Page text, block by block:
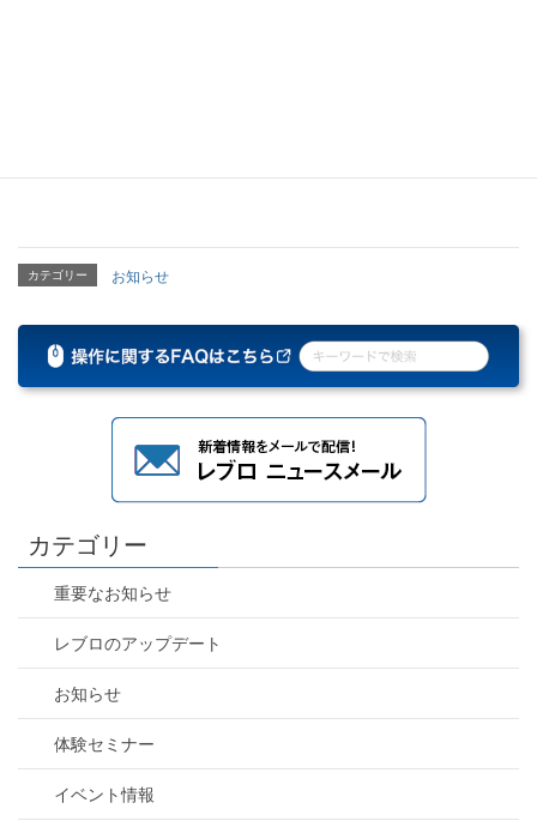
カテゴリー お知らせ
カテゴリー
重要なお知らせ
レブロのアップデート
お知らせ
体験セミナー
イベント情報